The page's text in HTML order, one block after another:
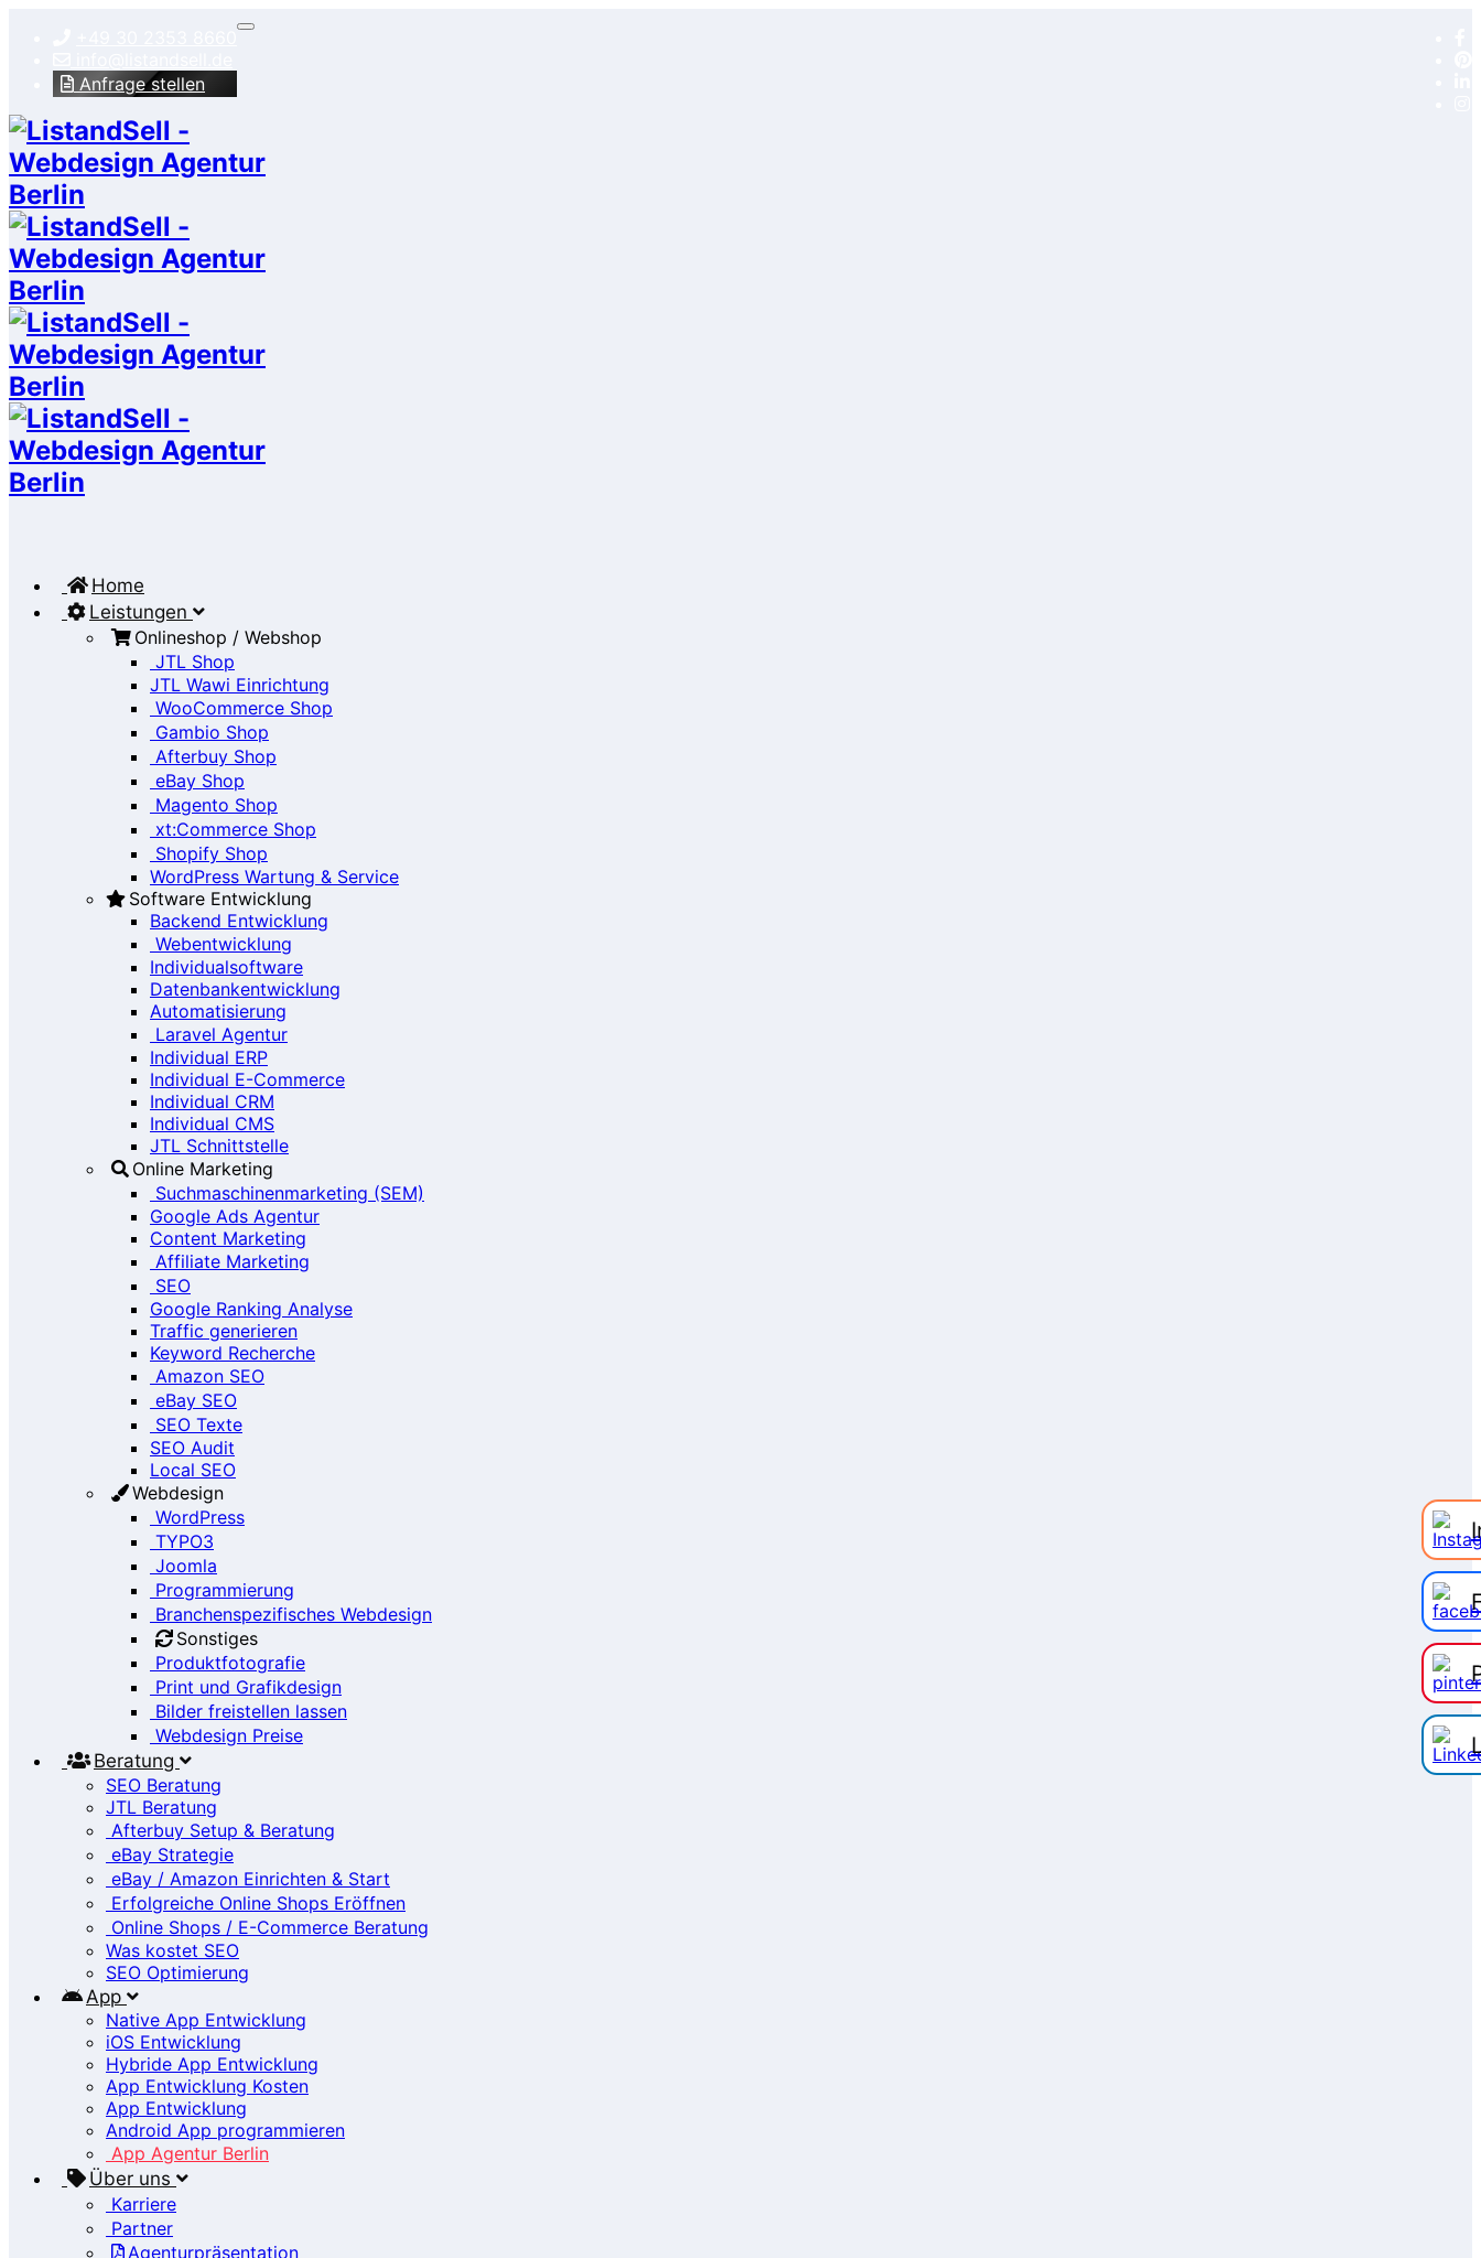
Anfrage stellen
Home
Leistungen
Onlineshop / Webshop
JTL Shop
JTL Wawi Einrichtung
WooCommerce Shop
Gambio Shop
Afterbuy Shop
eBay Shop
Magento Shop
xt:Commerce Shop
Shopify Shop
WordPress Wartung & Service
Software Entwicklung
Backend Entwicklung
Webentwicklung
Individualsoftware
Datenbankentwicklung
Automatisierung
Laravel Agentur
Individual ERP
Individual E-Commerce
Individual CRM
Individual CMS
JTL Schnittstelle
Online Marketing
Suchmaschinenmarketing (SEM)
Google Ads Agentur
Content Marketing
Affiliate Marketing
SEO
Google Ranking Analyse
Traffic generieren
Keyword Recherche
Amazon SEO
eBay SEO
SEO Texte
SEO Audit
Local SEO
Webdesign
WordPress
TYPO3
Joomla
Programmierung
Branchenspezifisches Webdesign
Sonstiges
Produktfotografie
Print und Grafikdesign
Bilder freistellen lassen
Webdesign Preise
Beratung
SEO Beratung
JTL Beratung
Afterbuy Setup & Beratung
eBay Strategie
eBay / Amazon Einrichten & Start
Erfolgreiche Online Shops Eröffnen
Online Shops / E-Commerce Beratung
Was kostet SEO
SEO Optimierung
App
Native App Entwicklung
iOS Entwicklung
Hybride App Entwicklung
App Entwicklung Kosten
App Entwicklung
Android App programmieren
App Agentur Berlin
Über uns
Karriere
Partner
Agenturpräsentation